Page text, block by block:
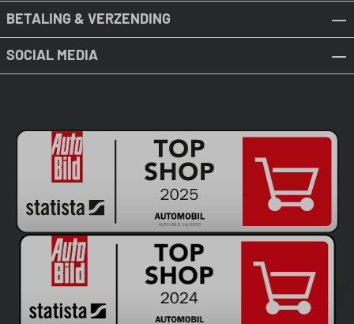
BETALING & VERZENDING
SOCIAL MEDIA